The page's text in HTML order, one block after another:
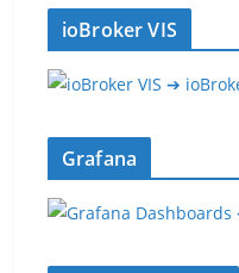
ioBroker VIS
➔
Grafana